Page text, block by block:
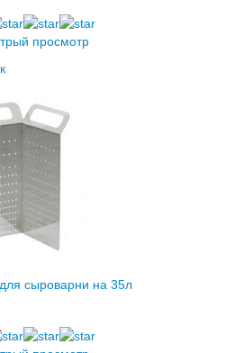
просмотр
сыроварни на 35л